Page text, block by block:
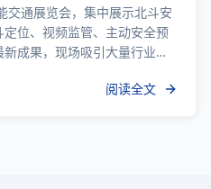
交通展览会，集中展示北斗安
位、视频监管、主动安全预
成果，现场吸引大量行业客
产品国际化推广与行业生态合
阅读全文